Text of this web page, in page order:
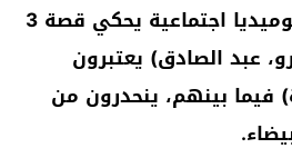
ويعد فيلم الإخوان كوميديا اجتماعية يحكي قصة 3
عبد الصادق) يعتبرون
بينهم، ينحدرون من